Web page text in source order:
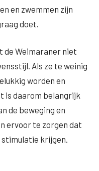
en zwemmen zijn
doet.
de Weimaraner niet
Als ze te weinig
worden en
is daarom belangrijk
de beweging en
ervoor te zorgen dat
stimulatie krijgen.